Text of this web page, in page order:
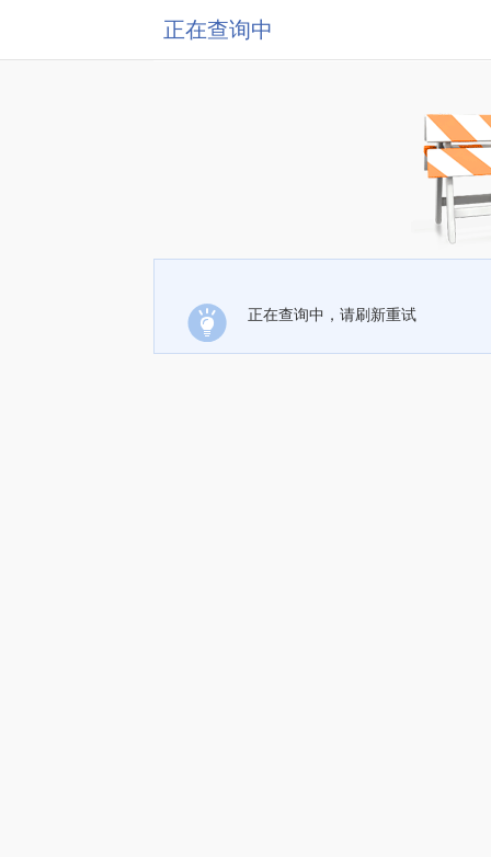
正在查询中
正在查询中，请刷新重试